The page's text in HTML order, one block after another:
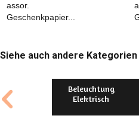
assor.
Geschenkpapier...
Siehe auch andere Kategorien
Beleuchtung
Elektrisch